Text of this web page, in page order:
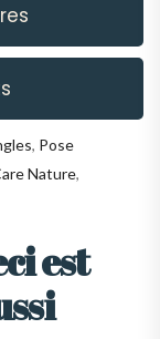
, Pose
Nature,
est